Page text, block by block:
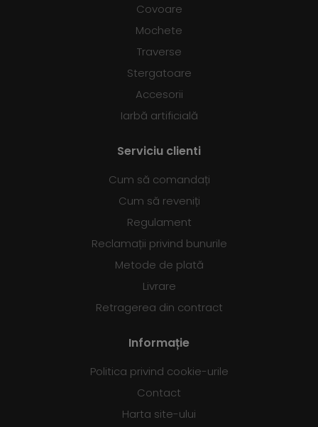
Covoare
Mochete
Traverse
Stergatoare
Accesorii
Iarbă artificială
Serviciu clienti
Cum să comandați
Cum să reveniți
Regulament
Reclamații privind bunurile
Metode de plată
Livrare
Retragerea din contract
Informație
Politica privind cookie-urile
Contact
Harta site-ului